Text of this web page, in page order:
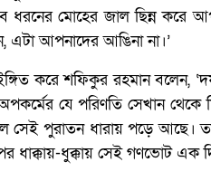
ধরনের মোহের জাল ছিন্ন করে
এটা আপনাদের আঙিনা না।’
ইঙ্গিত করে শফিকুর রহমান
যে পরিণতি সেখান থেকে
সেই পুরাতন ধারায় পড়ে আছে।
ধাক্কায়-ধুক্কায় সেই গণভোট এক